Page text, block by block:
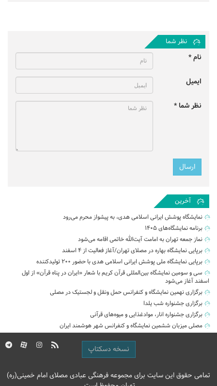
نظر شما
نام *
ایمیل
نظر شما *
آخرین
نمایشگاه پوشش ایرانی اسلامی هدی، به پیشواز محرم می‌رود
برنامه نمایشگاه‌های ۱۴۰۵
نماز جمعه تهران به امامت آیت‌الله خاتمی اقامه می‌شود
برپایی نمایشگاه بهاره در مصلای تهران/آغاز فعالیت از ۴ اسفند
برپایی نمایشگاه ملی پوشش ایرانی اسلامی هدی با حضور ۲۰۰ تولیدکننده
سی و سومین نمایشگاه بین‌المللی قرآن کریم با شعار «ایران در پناه قرآن» از اول
اسفند آغاز می‌شود
برگزاری نهمین نمایشگاه و کنفرانس حمل‌ ونقل و لجستیک در مصلی
برگزاری جشنواره شب یلدا
برگزاری جشنواره انار، موادغذایی و میوه‌های قرآنی
مصلی میزبان ششمین نمایشگاه و کنفرانس شهر هوشمند ایران
نسخه دسکتاپ
تمامی حقوق این سایت برای مجموعه فرهنگی عبادی مصلای امام خمینی(ره)